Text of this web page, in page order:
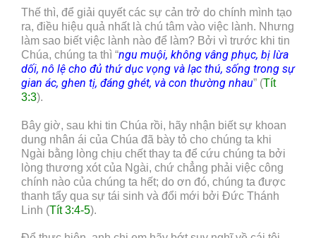
Thế thì, để giải quyết các sự cản trở do chính mình tạo
ra, điều hiệu quả nhất là chú tâm vào việc lành. Nhưng
làm sao biết việc lành nào để làm? Bởi vì trước khi tin
Chúa, chúng ta thì “ngu muội, không vâng phục, bị lừa
dối, nô lệ cho đủ thứ dục vọng và lạc thú, sống trong sự
gian ác, ghen tị, đáng ghét, và con thường nhau” (Tít
3:3).
Bây giờ, sau khi tin Chúa rồi, hãy nhận biết sự khoan
dung nhân ái của Chúa đã bày tỏ cho chúng ta khi
Ngài bằng lòng chịu chết thay ta để cứu chúng ta bởi
lòng thương xót của Ngài, chứ chẳng phải việc công
chính nào của chúng ta hết; do ơn đó, chúng ta được
thanh tẩy qua sự tái sinh và đổi mới bởi Đức Thánh
Linh (Tít 3:4-5).